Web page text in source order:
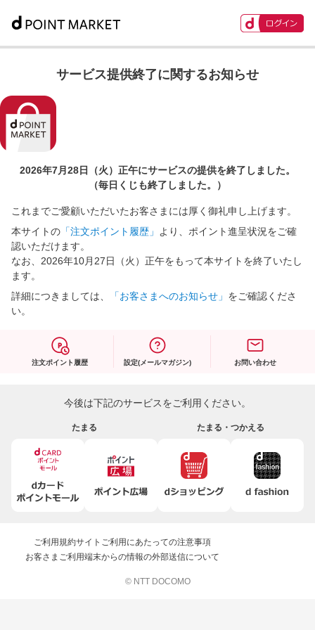
サービス提供終了に関するお知らせ
2026年7月28日（火）正午にサービスの提供を終了しました。
（毎日くじも終了しました。）
これまでご愛顧いただいたお客さまには厚く御礼申し上げます。
本サイトの 「注文ポイント履歴」
より、ポイント進呈状況をご確
認いただけます。
なお、2026年10月27日（火）正午をもって本サイトを終了いたし
ます。
詳細につきましては、
「お客さまへのお知らせ」 をご確認くださ
い。
注文ポイント履歴 設定(メールマガジン) お問い合わせ
今後は下記のサービスをご利用ください。
たまる たまる・つかえる
ご利用規約サイトご利用にあたっての注意事項
お客さまご利用端末からの情報の外部送信について
© NTT DOCOMO